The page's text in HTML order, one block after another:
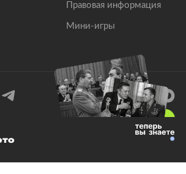
Правовая информация
Мини-игры
1999–2026 Все права защищены.